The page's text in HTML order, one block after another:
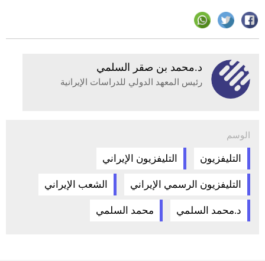
د.محمد بن صقر السلمي
رئيس المعهد الدولي للدراسات الإيرانية
الوسم
التليفزيون التليفزيون الإيراني
التليفزيون الرسمي الإيراني الشعب الإيراني
د.محمد السلمي محمد السلمي